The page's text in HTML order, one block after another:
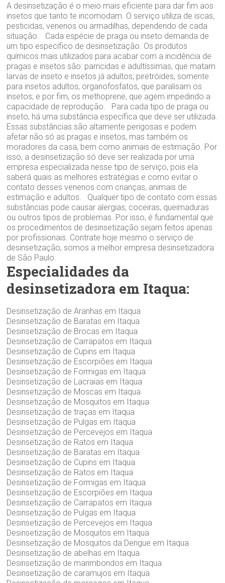
A desinsetização é o meio mais eficiente para dar fim aos
insetos que tanto te incomodam. O serviço utiliza de iscas,
pesticidas, venenos ou armadilhas, dependendo de cada
situação. Cada espécie de praga ou inseto demanda de
um tipo específico de desinsetização. Os produtos
químicos mais utilizados para acabar com a incidência de
pragas e insetos são: parricidas e adultíssimas, que matam
larvas de inseto e insetos já adultos; piretróides, somente
para insetos adultos; organofosfatos, que paralisam os
insetos; e por fim, os methoprene, que agem impedindo a
capacidade de reprodução. Para cada tipo de praga ou
inseto, há uma substância específica que deve ser utilizada.
Essas substâncias são altamente perigosas e podem
afetar não só as pragas e insetos, mas também os
moradores da casa, bem como animais de estimação. Por
isso, a desinsetização só deve ser realizada por uma
empresa especializada nesse tipo de serviço, pois ela
saberá quais as melhores estratégias e como evitar o
contato desses venenos com crianças, animais de
estimação e adultos. Qualquer tipo de contato com essas
substâncias pode causar alergias, coceiras, queimaduras
ou outros tipos de problemas. Por isso, é fundamental que
os procedimentos de desinsetização sejam feitos apenas
por profissionais. Contrate hoje mesmo o serviço de
desinsetização, somos a melhor empresa desinsetizadora
de São Paulo.
Especialidades da
desinsetizadora em Itaqua:
Desinsetização de Aranhas em Itaqua
Desinsetização de Baratas em Itaqua
Desinsetização de Brocas em Itaqua
Desinsetização de Carrapatos em Itaqua
Desinsetização de Cupins em Itaqua
Desinsetização de Escorpiões em Itaqua
Desinsetização de Formigas em Itaqua
Desinsetização de Lacraias em Itaqua
Desinsetização de Moscas em Itaqua
Desinsetização de Mosquitos em Itaqua
Desinsetização de traças em Itaqua
Desinsetização de Pulgas em Itaqua
Desinsetização de Percevejos em Itaqua
Desinsetização de Ratos em Itaqua
Desinsetização de Baratas em Itaqua
Desinsetização de Cupins em Itaqua
Desinsetização de Ratos em Itaqua
Desinsetização de Formigas em Itaqua
Desinsetização de Escorpiões em Itaqua
Desinsetização de Carrapatos em Itaqua
Desinsetização de Pulgas em Itaqua
Desinsetização de Percevejos em Itaqua
Desinsetização de Mosquitos em Itaqua
Desinsetização de Mosquitos da Dengue em Itaqua
Desinsetização de abelhas em Itaqua
Desinsetização de marimbondos em Itaqua
Desinsetização de caramujos em Itaqua